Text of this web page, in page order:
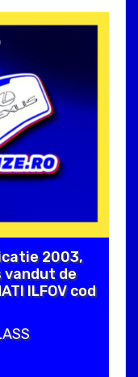
2003,
vandut de
ILFOV cod